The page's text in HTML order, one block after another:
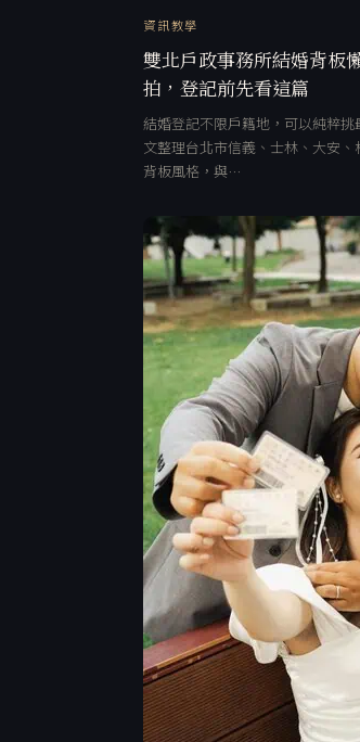
資訊教學
雙北戶政事務所結婚背板
拍，登記前先看這篇
結婚登記不限戶籍地，可以純粹
文整理台北市信義、士林、大安
背板風格，與…